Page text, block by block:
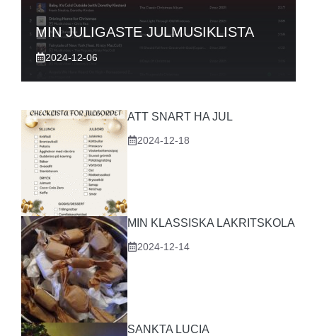
MIN JULIGASTE JULMUSIKLISTA
2024-12-06
ATT SNART HA JUL
2024-12-18
MIN KLASSISKA LAKRITSKOLA
2024-12-14
SANKTA LUCIA